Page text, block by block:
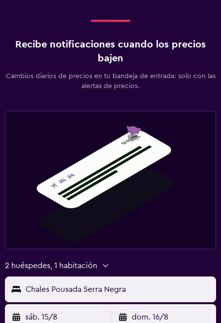
Recibe notificaciones cuando los precios
bajen
Cambios diarios de precios en tu bandeja de entrada: solo con las
alertas de precios.
2 huéspedes, 1 habitación
Chales Pousada Serra Negra
sáb. 15/8 dom. 16/8